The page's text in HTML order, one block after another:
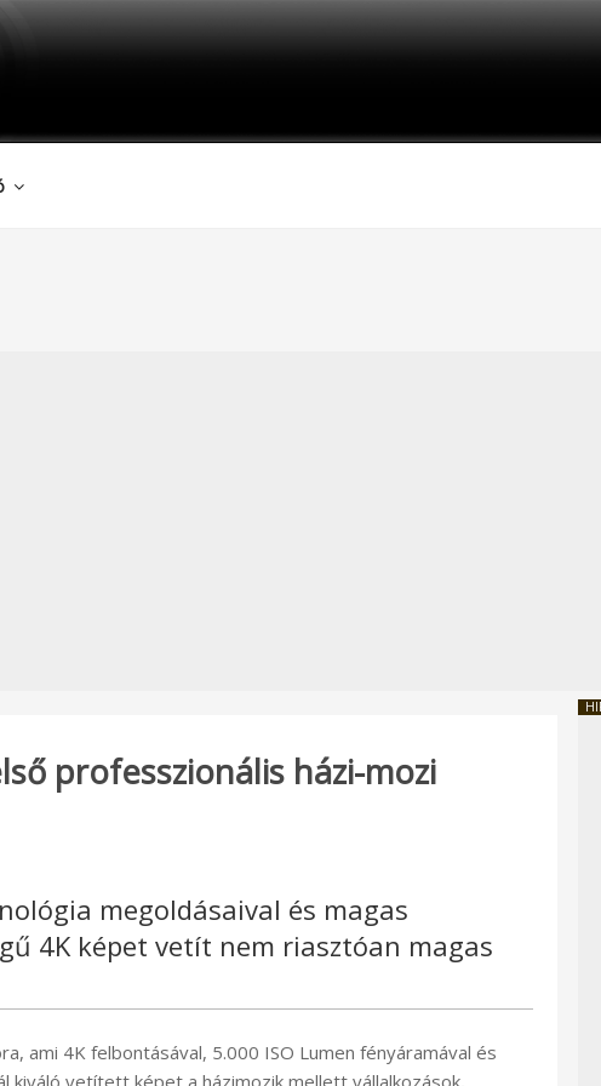
professzionális házi-mozi
megoldásaival és magas
4K képet vetít nem riasztóan magas
ami 4K felbontásával, 5.000 ISO Lumen fényáramával és
kiváló vetített képet a házimozik mellett vállalkozások,